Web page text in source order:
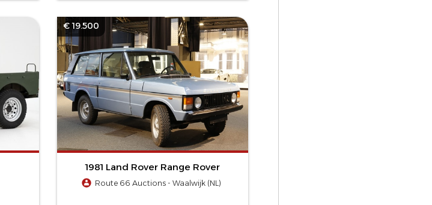
€ 19.500
1981 Land Rover Range Rover
Route 66 Auctions - Waalwijk (NL)